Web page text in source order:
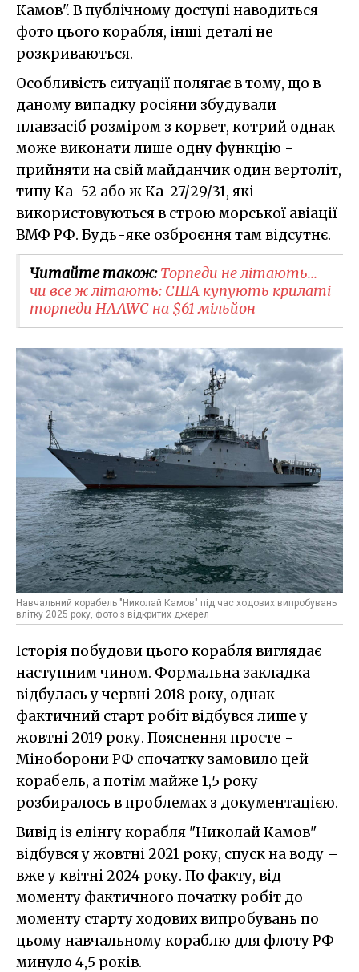
Камов". В публічному доступі наводиться
фото цього корабля, інші деталі не
розкриваються.
Особливість ситуації полягає в тому, що в
даному випадку росіяни збудували
плавзасіб розміром з корвет, котрий однак
може виконати лише одну функцію -
прийняти на свій майданчик один вертоліт,
типу Ка-52 або ж Ка-27/29/31, які
використовуються в строю морської авіації
ВМФ РФ. Будь-яке озброєння там відсутнє.
Читайте також:Торпеди не літають...
чи все ж літають: США купують крилаті
торпеди HAAWC на $61 мільйон
Навчальний корабель "Николай Камов" під час ходових випробувань
влітку 2025 року, фото з відкритих джерел
Історія побудови цього корабля виглядає
наступним чином. Формальна закладка
відбулась у червні 2018 року, однак
фактичний старт робіт відбувся лише у
жовтні 2019 року. Пояснення просте -
Міноборони РФ спочатку замовило цей
корабель, а потім майже 1,5 року
розбиралось в проблемах з документацією.
Вивід із елінгу корабля "Николай Камов"
відбувся у жовтні 2021 року, спуск на воду –
вже у квітні 2024 року. По факту, від
моменту фактичного початку робіт до
моменту старту ходових випробувань по
цьому навчальному кораблю для флоту РФ
минуло 4,5 років.